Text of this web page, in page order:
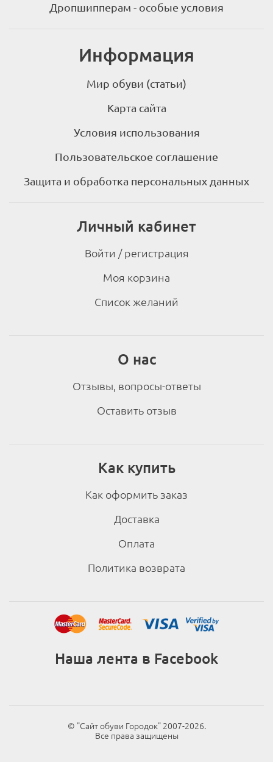
Дропшипперам - особые условия
Информация
Мир обуви (статьи)
Карта сайта
Условия использования
Пользовательское соглашение
Защита и обработка персональных данных
Личный кабинет
Войти / регистрация
Моя корзина
Список желаний
О нас
Отзывы, вопросы-ответы
Оставить отзыв
Как купить
Как оформить заказ
Доставка
Оплата
Политика возврата
Наша лента в Facebook
© "Cайт обуви Городок" 2007-2026.
Все права защищены